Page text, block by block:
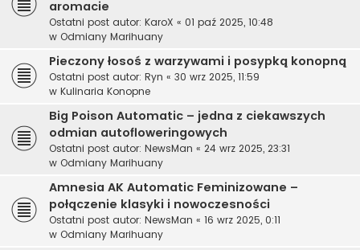
aromacie
Ostatni post autor: KaroX « 01 paź 2025, 10:48
w Odmiany Marihuany
Pieczony łosoś z warzywami i posypką konopną
Ostatni post autor: Ryn « 30 wrz 2025, 11:59
w Kulinaria Konopne
Big Poison Automatic – jedna z ciekawszych
odmian autofloweringowych
Ostatni post autor: NewsMan « 24 wrz 2025, 23:31
w Odmiany Marihuany
Amnesia AK Automatic Feminizowane –
połączenie klasyki i nowoczesności
Ostatni post autor: NewsMan « 16 wrz 2025, 0:11
w Odmiany Marihuany